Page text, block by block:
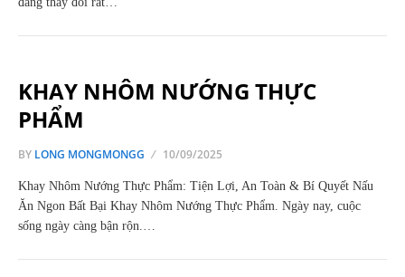
KHAY NHÔM NƯỚNG THỰC
PHẨM
BY LONG MONGMONGG 10/09/2025
Khay Nhôm Nướng Thực Phẩm: Tiện Lợi, An Toàn & Bí Quyết Nấu
Ăn Ngon Bất Bại Khay Nhôm Nướng Thực Phẩm. Ngày nay, cuộc
sống ngày càng bận rộn.…